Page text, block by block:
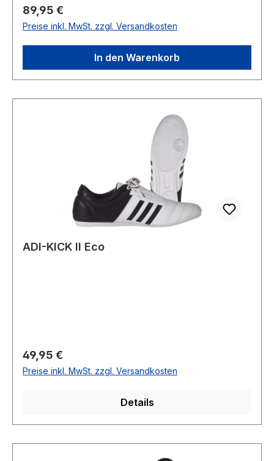
Regulärer Preis:
89,95 €
Preise inkl. MwSt. zzgl. Versandkosten
In den Warenkorb
ADI-KICK II Eco
Regulärer Preis:
49,95 €
Preise inkl. MwSt. zzgl. Versandkosten
Details